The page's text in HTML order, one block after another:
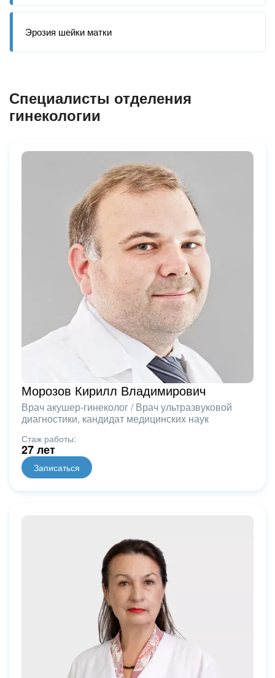
Эрозия шейки матки
Специалисты отделения
гинекологии
Морозов Кирилл Владимирович
Врач акушер-гинеколог / Врач ультразвуковой
диагностики, кандидат медицинских наук
Стаж работы:
27 лет
Записаться